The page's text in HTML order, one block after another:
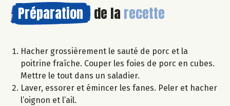
Préparation de la recette
Hacher grossièrement le sauté de porc et la
poitrine fraîche. Couper les foies de porc en cubes.
Mettre le tout dans un saladier.
Laver, essorer et émincer les fanes. Peler et hacher
l’oignon et l’ail.